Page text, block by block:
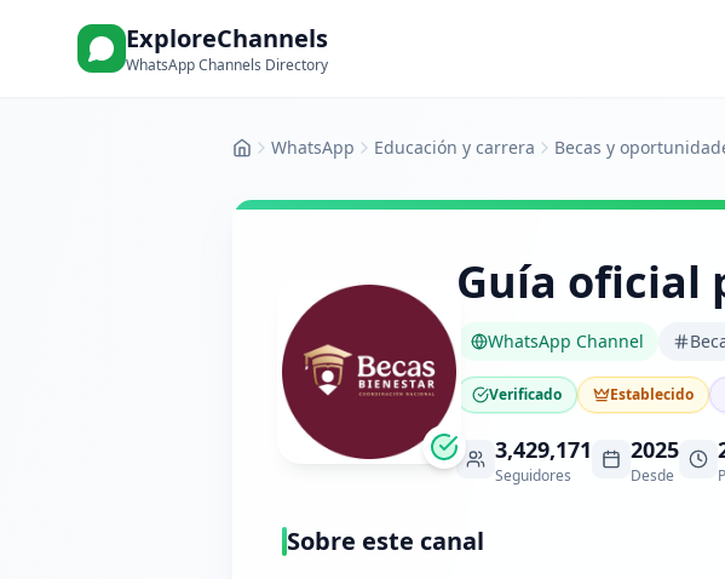
ExploreChannels
WhatsApp Channels Directory
InicioWhatsApp Educación y carrera Becas y
Guía oficial
WhatsApp Channel
Verificado Establecido
3,429,171
Seguidores
2025
Desde
Sobre este canal